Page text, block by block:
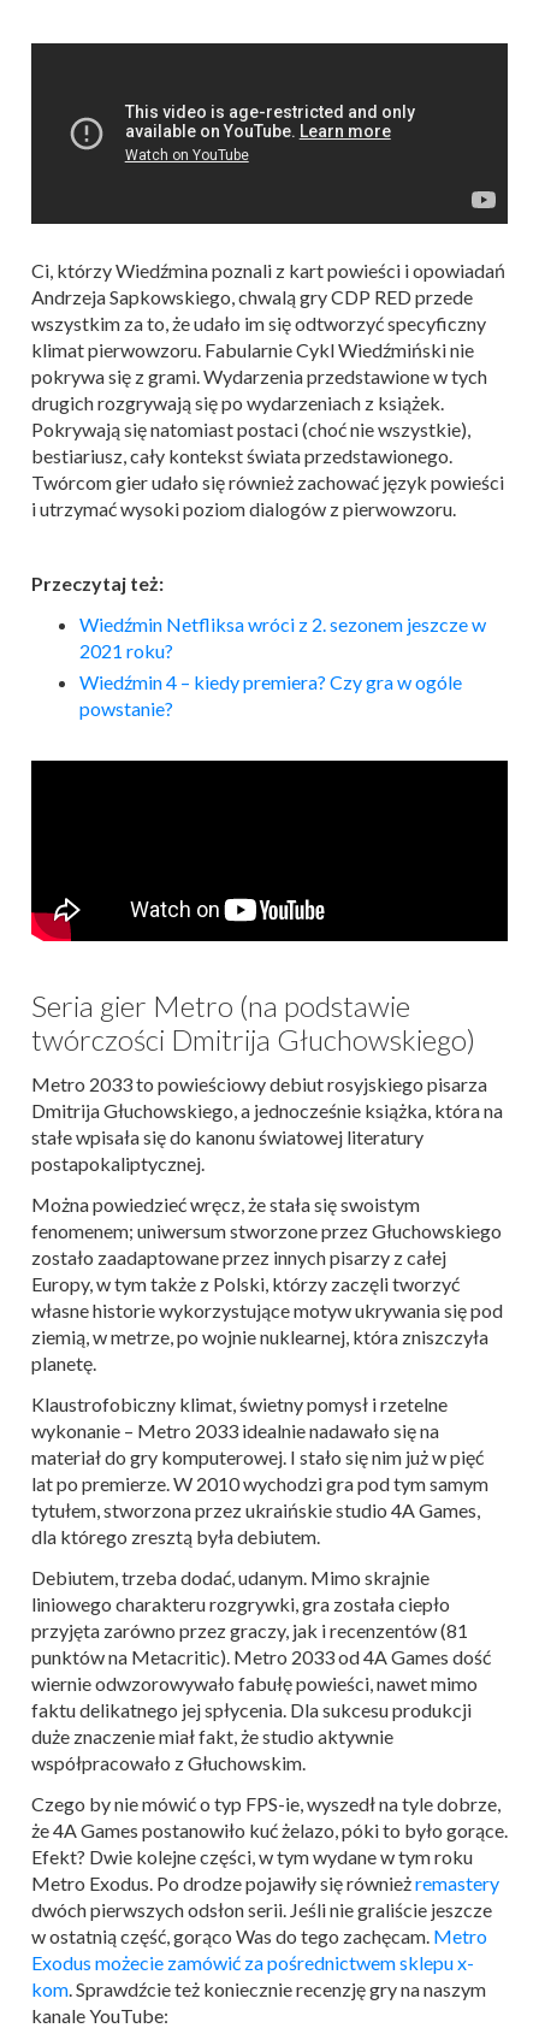
Ci, którzy Wiedźmina poznali z kart powieści i opowiadań
Andrzeja Sapkowskiego, chwalą gry CDP RED przede
wszystkim za to, że udało im się odtworzyć specyficzny
klimat pierwowzoru. Fabularnie Cykl Wiedźmiński nie
pokrywa się z grami. Wydarzenia przedstawione w tych
drugich rozgrywają się po wydarzeniach z książek.
Pokrywają się natomiast postaci (choć nie wszystkie),
bestiariusz, cały kontekst świata przedstawionego.
Twórcom gier udało się również zachować język powieści
i utrzymać wysoki poziom dialogów z pierwowzoru.
Przeczytaj też:
Wiedźmin Netfliksa wróci z 2. sezonem jeszcze w
2021 roku?
Wiedźmin 4 – kiedy premiera? Czy gra w ogóle
powstanie?
Seria gier Metro (na podstawie
twórczości Dmitrija Głuchowskiego)
Metro 2033 to powieściowy debiut rosyjskiego pisarza
Dmitrija Głuchowskiego, a jednocześnie książka, która na
stałe wpisała się do kanonu światowej literatury
postapokaliptycznej.
Można powiedzieć wręcz, że stała się swoistym
fenomenem; uniwersum stworzone przez Głuchowskiego
zostało zaadaptowane przez innych pisarzy z całej
Europy, w tym także z Polski, którzy zaczęli tworzyć
własne historie wykorzystujące motyw ukrywania się pod
ziemią, w metrze, po wojnie nuklearnej, która zniszczyła
planetę.
Klaustrofobiczny klimat, świetny pomysł i rzetelne
wykonanie – Metro 2033 idealnie nadawało się na
materiał do gry komputerowej. I stało się nim już w pięć
lat po premierze. W 2010 wychodzi gra pod tym samym
tytułem, stworzona przez ukraińskie studio 4A Games,
dla którego zresztą była debiutem.
Debiutem, trzeba dodać, udanym. Mimo skrajnie
liniowego charakteru rozgrywki, gra została ciepło
przyjęta zarówno przez graczy, jak i recenzentów (81
punktów na Metacritic). Metro 2033 od 4A Games dość
wiernie odwzorowywało fabułę powieści, nawet mimo
faktu delikatnego jej spłycenia. Dla sukcesu produkcji
duże znaczenie miał fakt, że studio aktywnie
współpracowało z Głuchowskim.
Czego by nie mówić o typ FPS-ie, wyszedł na tyle dobrze,
że 4A Games postanowiło kuć żelazo, póki to było gorące.
Efekt? Dwie kolejne części, w tym wydane w tym roku
Metro Exodus. Po drodze pojawiły się równieżremastery
dwóch pierwszych odsłon serii. Jeśli nie graliście jeszcze
w ostatnią część, gorąco Was do tego zachęcam. Metro
Exodus możecie zamówić za pośrednictwem sklepu x-
kom. Sprawdźcie też koniecznie recenzję gry na naszym
kanale YouTube: